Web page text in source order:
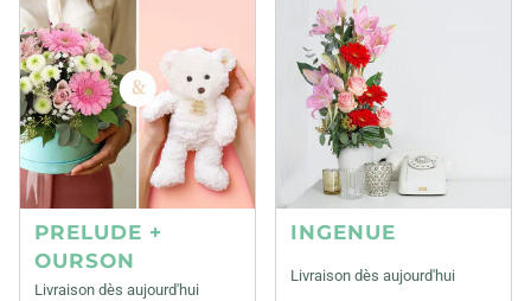
PRELUDE +
OURSON
Livraison dès aujourd'hui
INGENUE
Livraison dès aujourd'hui